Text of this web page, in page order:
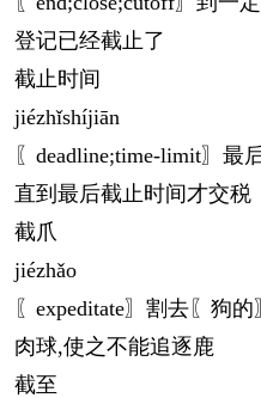
登记已经截止了
截止时间
jiézhǐshíjiān
〖deadline;time-limit〗最
直到最后截止时间才交税
截爪
jiézhǎo
〖expeditate〗割去〖狗
肉球,使之不能追逐鹿
截至